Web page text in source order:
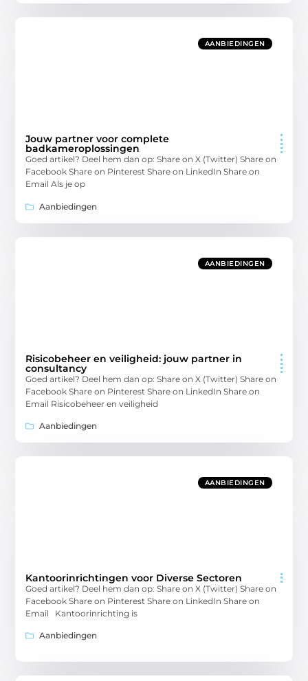
AANBIEDINGEN
Jouw partner voor complete
badkameroplossingen
Goed artikel? Deel hem dan op: Share on X (Twitter) Share on
Facebook Share on Pinterest Share on LinkedIn Share on
Email Als je op
Aanbiedingen
AANBIEDINGEN
Risicobeheer en veiligheid: jouw partner in
consultancy
Goed artikel? Deel hem dan op: Share on X (Twitter) Share on
Facebook Share on Pinterest Share on LinkedIn Share on
Email Risicobeheer en veiligheid
Aanbiedingen
AANBIEDINGEN
Kantoorinrichtingen voor Diverse Sectoren
Goed artikel? Deel hem dan op: Share on X (Twitter) Share on
Facebook Share on Pinterest Share on LinkedIn Share on
Email Kantoorinrichting is
Aanbiedingen